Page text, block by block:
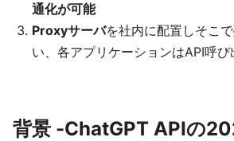
通化が可能
Proxyサーバを社内に配置しそこで
い、各アプリケーションはAPI呼び
背景 -ChatGPT APIの